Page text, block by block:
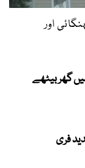
اور
گھر بیٹھے
فری